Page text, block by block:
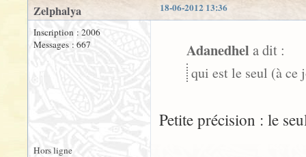
18-06-2012 13:36
Zelphalya
Inscription : 2006
Messages : 667
Adanedhel a dit :
qui est le seul (à
Petite précision : le
Hors ligne